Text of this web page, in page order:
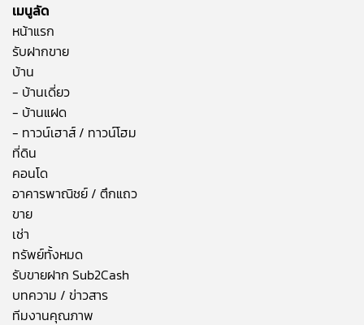
เมนูลัด
หน้าแรก
รับฝากขาย
บ้าน
- บ้านเดี่ยว
- บ้านแฝด
- ทาวน์เฮาส์ / ทาวน์โฮม
ที่ดิน
คอนโด
อาคารพาณิชย์ / ตึกแถว
ขาย
เช่า
ทรัพย์ทั้งหมด
รับขายฝาก Sub2Cash
บทความ / ข่าวสาร
ทีมงานคุณภาพ